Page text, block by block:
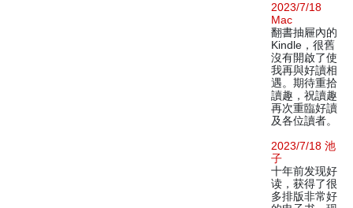
2023/7/18
Mac
翻書抽屜內的
Kindle，很舊
沒有開啟了使
我再與好讀相
遇。期待重拾
讀趣，祝讀趣
再次重臨好讀
及各位讀者。
2023/7/18 池
子
十年前发现好
读，获得了很
多排版非常好